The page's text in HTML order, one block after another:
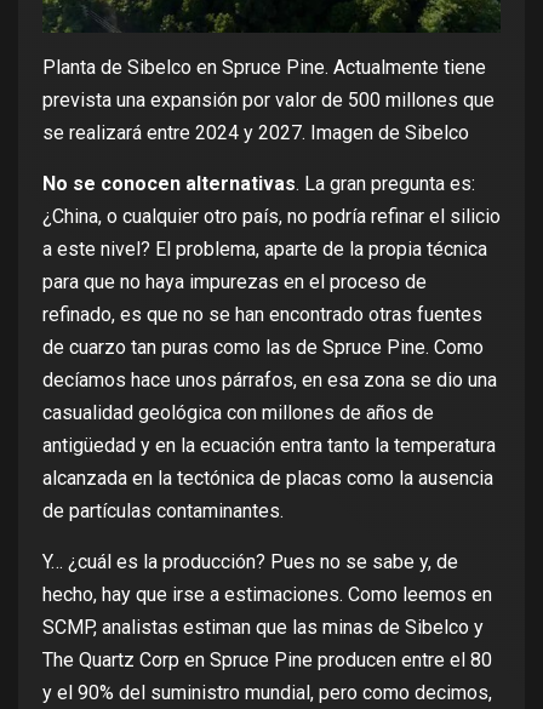
Planta de Sibelco en Spruce Pine. Actualmente tiene
prevista una expansión por valor de 500 millones que
se realizará entre 2024 y 2027. Imagen de Sibelco
No se conocen alternativas. La gran pregunta es:
¿China, o cualquier otro país, no podría refinar el silicio
a este nivel? El problema, aparte de la propia técnica
para que no haya impurezas en el proceso de
refinado, es que no se han encontrado otras fuentes
de cuarzo tan puras como las de Spruce Pine. Como
decíamos hace unos párrafos, en esa zona se dio una
casualidad geológica con millones de años de
antigüedad y en la ecuación entra tanto la temperatura
alcanzada en la tectónica de placas como la ausencia
de partículas contaminantes.
Y… ¿cuál es la producción? Pues no se sabe y, de
hecho, hay que irse a estimaciones. Como leemos en
SCMP, analistas estiman que las minas de Sibelco y
The Quartz Corp en Spruce Pine producen entre el 80
y el 90% del suministro mundial, pero como decimos,